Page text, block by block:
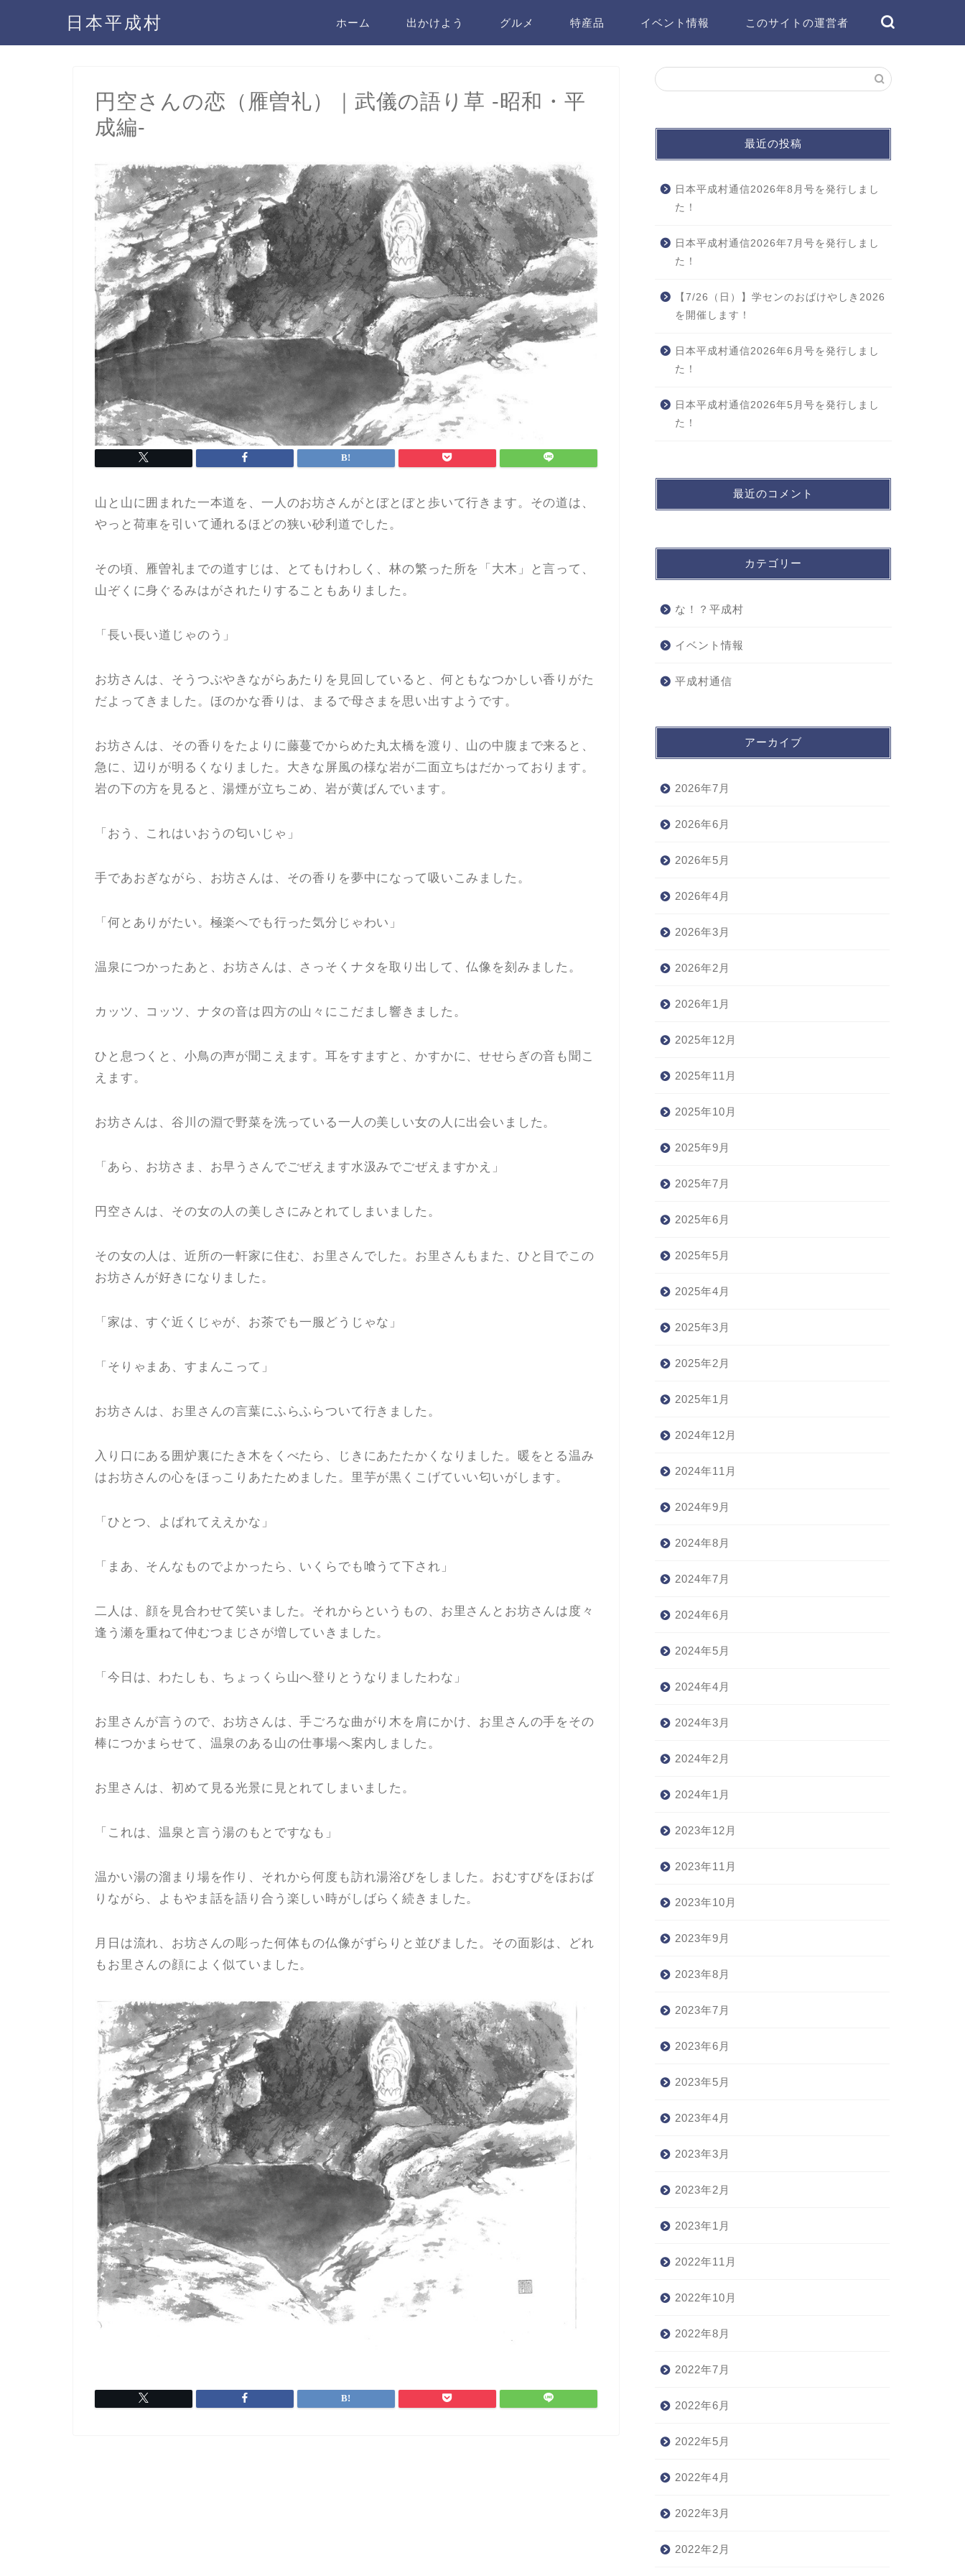
日本平成村 ホーム 出かけよう グルメ 特産品 イベント情報 このサイトの運営者
円空さんの恋（雁曽礼）｜武儀の語り草 -昭和・平
成編-
山と山に囲まれた一本道を、一人のお坊さんがとぼとぼと歩いて行きます。その道は、
やっと荷車を引いて通れるほどの狭い砂利道でした。
その頃、雁曽礼までの道すじは、とてもけわしく、林の繁った所を「大木」と言って、
山ぞくに身ぐるみはがされたりすることもありました。
「長い長い道じゃのう」
お坊さんは、そうつぶやきながらあたりを見回していると、何ともなつかしい香りがた
だよってきました。ほのかな香りは、まるで母さまを思い出すようです。
お坊さんは、その香りをたよりに藤蔓でからめた丸太橋を渡り、山の中腹まで来ると、
急に、辺りが明るくなりました。大きな屏風の様な岩が二面立ちはだかっております。
岩の下の方を見ると、湯煙が立ちこめ、岩が黄ばんでいます。
「おう、これはいおうの匂いじゃ」
手であおぎながら、お坊さんは、その香りを夢中になって吸いこみました。
「何とありがたい。極楽へでも行った気分じゃわい」
温泉につかったあと、お坊さんは、さっそくナタを取り出して、仏像を刻みました。
カッツ、コッツ、ナタの音は四方の山々にこだまし響きました。
ひと息つくと、小鳥の声が聞こえます。耳をすますと、かすかに、せせらぎの音も聞こ
えます。
お坊さんは、谷川の淵で野菜を洗っている一人の美しい女の人に出会いました。
「あら、お坊さま、お早うさんでごぜえます水汲みでごぜえますかえ」
円空さんは、その女の人の美しさにみとれてしまいました。
その女の人は、近所の一軒家に住む、お里さんでした。お里さんもまた、ひと目でこの
お坊さんが好きになりました。
「家は、すぐ近くじゃが、お茶でも一服どうじゃな」
「そりゃまあ、すまんこって」
お坊さんは、お里さんの言葉にふらふらついて行きました。
入り口にある囲炉裏にたき木をくべたら、じきにあたたかくなりました。暖をとる温み
はお坊さんの心をほっこりあたためました。里芋が黒くこげていい匂いがします。
「ひとつ、よばれてええかな」
「まあ、そんなものでよかったら、いくらでも喰うて下され」
二人は、顔を見合わせて笑いました。それからというもの、お里さんとお坊さんは度々
逢う瀬を重ねて仲むつまじさが増していきました。
「今日は、わたしも、ちょっくら山へ登りとうなりましたわな」
お里さんが言うので、お坊さんは、手ごろな曲がり木を肩にかけ、お里さんの手をその
棒につかまらせて、温泉のある山の仕事場へ案内しました。
お里さんは、初めて見る光景に見とれてしまいました。
「これは、温泉と言う湯のもとですなも」
温かい湯の溜まり場を作り、それから何度も訪れ湯浴びをしました。おむすびをほおば
りながら、よもやま話を語り合う楽しい時がしばらく続きました。
月日は流れ、お坊さんの彫った何体もの仏像がずらりと並びました。その面影は、どれ
もお里さんの顔によく似ていました。
最近の投稿
日本平成村通信2026年8月号を発行しまし
た！
日本平成村通信2026年7月号を発行しまし
た！
【7/26（日）】学センのおばけやしき2026
を開催します！
日本平成村通信2026年6月号を発行しまし
た！
日本平成村通信2026年5月号を発行しまし
た！
最近のコメント
カテゴリー
な！？平成村
イベント情報
平成村通信
アーカイブ
2026年7月
2026年6月
2026年5月
2026年4月
2026年3月
2026年2月
2026年1月
2025年12月
2025年11月
2025年10月
2025年9月
2025年7月
2025年6月
2025年5月
2025年4月
2025年3月
2025年2月
2025年1月
2024年12月
2024年11月
2024年9月
2024年8月
2024年7月
2024年6月
2024年5月
2024年4月
2024年3月
2024年2月
2024年1月
2023年12月
2023年11月
2023年10月
2023年9月
2023年8月
2023年7月
2023年6月
2023年5月
2023年4月
2023年3月
2023年2月
2023年1月
2022年11月
2022年10月
2022年8月
2022年7月
2022年6月
2022年5月
2022年4月
2022年3月
2022年2月